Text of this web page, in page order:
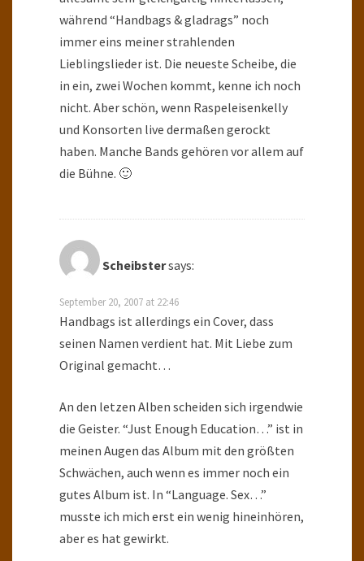
während “Handbags & gladrags” noch
immer eins meiner strahlenden
Lieblingslieder ist. Die neueste Scheibe, die
in ein, zwei Wochen kommt, kenne ich noch
nicht. Aber schön, wenn Raspeleisenkelly
und Konsorten live dermaßen gerockt
haben. Manche Bands gehören vor allem auf
die Bühne. 🙂
Scheibstersays:
September 20, 2007 at 22:46
Handbags ist allerdings ein Cover, dass
seinen Namen verdient hat. Mit Liebe zum
Original gemacht…
An den letzen Alben scheiden sich irgendwie
die Geister. “Just Enough Education…” ist in
meinen Augen das Album mit den größten
Schwächen, auch wenn es immer noch ein
gutes Album ist. In “Language. Sex…”
musste ich mich erst ein wenig hineinhören,
aber es hat gewirkt.